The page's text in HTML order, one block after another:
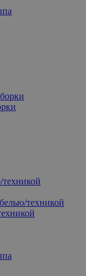
техникой